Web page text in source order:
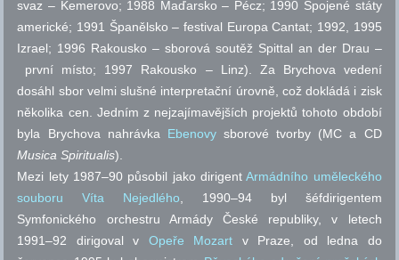
svaz – Kemerovo; 1988 Maďarsko – Pécz; 1990 Spojené státy
americké; 1991 Španělsko – festival Europa Cantat; 1992, 1995
Izrael; 1996 Rakousko – sborová soutěž Spittal an der Drau –
první místo; 1997 Rakousko – Linz). Za Brychova vedení
dosáhl sbor velmi slušné interpretační úrovně, což dokládá i zisk
několika cen. Jedním z nejzajímavějších projektů tohoto období
byla Brychova nahrávka Ebenovysborové tvorby (MC a CD
Musica Spiritualis).
Mezi lety 1987–90 působil jako dirigentArmádního uměleckého
souboru Víta Nejedlého, 1990–94 byl šéfdirigentem
Symfonického orchestru Armády České republiky, v letech
1991–92 dirigoval v Opeře Mozart v Praze, od ledna do